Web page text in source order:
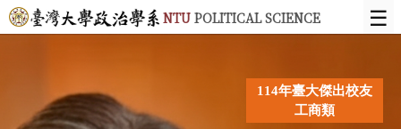
NTUPOLITICAL SCIENCE ☰
114年臺大傑出校友
工商類